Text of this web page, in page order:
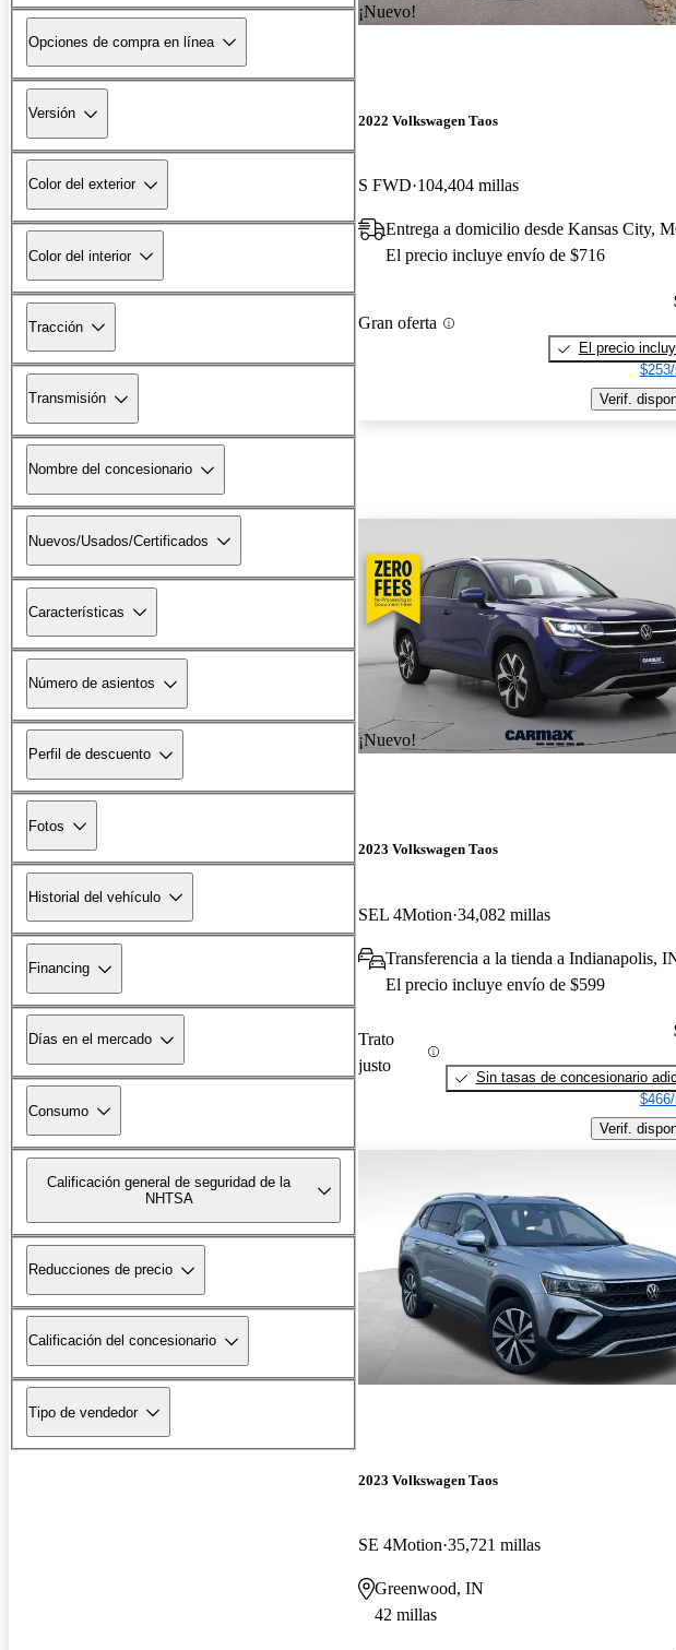
Opciones de compra en línea
Versión
Color del exterior
Color del interior
Tracción
Transmisión
Nombre del concesionario
Nuevos/Usados/Certificados
Características
Número de asientos
Perfil de descuento
Fotos
Historial del vehículo
Financing
Días en el mercado
Consumo
Calificación general de seguridad de la
NHTSA
Reducciones de precio
Calificación del concesionario
Tipo de vendedor
¡Nuevo!
2022 Volkswagen Taos
S FWD 104,404 millas
Entrega a domicilio desde Kansas City,
El precio incluye envío de $716
Gran oferta
El precio
Verif.
¡Nuevo!
2023 Volkswagen Taos
SEL 4Motion 34,082 millas
Transferencia a la tienda a Indianapolis,
El precio incluye envío de $599
Trato
justo
Sin tasas de concesionario
Verif.
2023 Volkswagen Taos
SE 4Motion 35,721 millas
Greenwood, IN
42 millas